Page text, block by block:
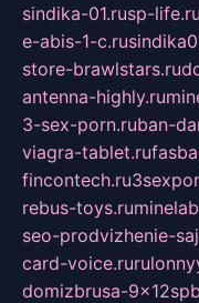
sindika-01.rusp-life.ru
e-abis-1-c.ru
store-brawlstars.ru
antenna-highly.ru
3-sex-porn.ruban-
viagra-tablet.ru
fincontech.ru
rebus-toys.ru
seo-prodvizhenie-
card-voice.ru
domizbrusa-